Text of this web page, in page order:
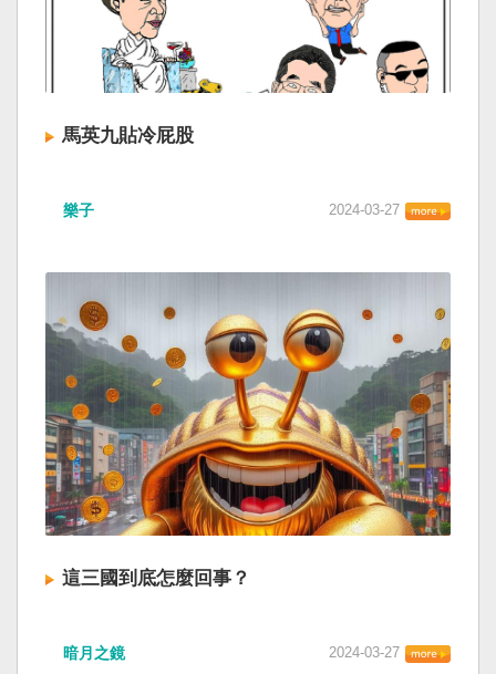
馬英九貼冷屁股
樂子 2024-03-27
這三國到底怎麼回事？
暗月之鏡 2024-03-27